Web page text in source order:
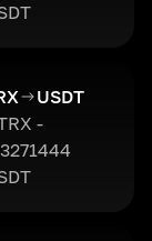
USDT
-